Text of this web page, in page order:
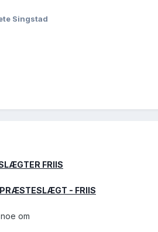
Singstad
FRIIS
PRÆSTESLÆGT - FRIIS
om